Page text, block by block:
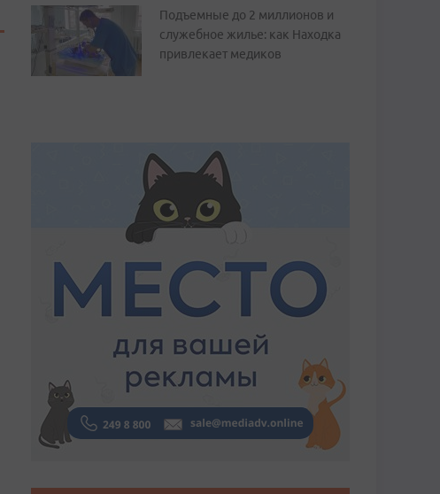
Подъемные до 2 миллионов и
служебное жилье: как Находка
привлекает медиков